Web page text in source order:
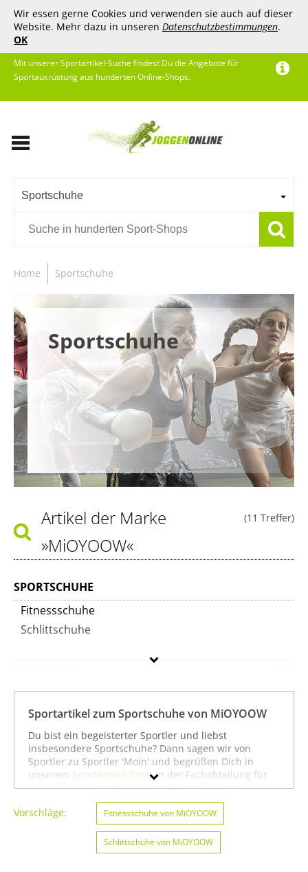
Wir essen gerne Cookies und verwenden sie auch auf dieser
Website. Mehr dazu in unseren Datenschutzbestimmungen.
OK
Mit unserer Sportartikel-Suche findest Du die Angebote für
Sportausrüstung aus hunderten Online-Shops.
Sportschuhe
Home Sportschuhe
Sportschuhe
(11 Treffer)
Artikel der Marke
»MiOYOOW«
SPORTSCHUHE
Fitnessschuhe
Schlittschuhe
Preis
Farbe
Sportartikel zum Sportschuhe von MiOYOOW
Du bist ein begeisterter Sportler und liebst
insbesondere Sportschuhe? Dann sagen wir von
Sportler zu Sportler 'Moin' und begrüßen Dich in
unserem Sportartikel-Shopin der Fachabteilung für
Sportschuhe. Auf dieser Seite findest Du unser
gesamtes Sortiment der Marke MiOYOOW speziell für
die Sportart Sportschuhe. Du kannst die Auswahl
weiter einschränken, zum Beispiel aufAmerican
Football & Rugby von MiOYOOWoderAngeln von
. Wenn Du dagegen nicht gezielt für die
Vorschläge: Fitnessschuhe von MiOYOOW
Schlittschuhe von MiOYOOW